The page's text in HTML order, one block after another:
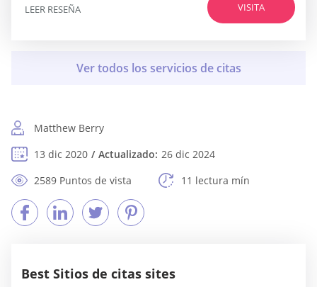
VISITA
LEER RESEÑA
Matthew Berry
13 dic 2020
Actualizado: 26 dic 2024
2589 Puntos de vista
11 lectura mín
Best Sitios de citas sites